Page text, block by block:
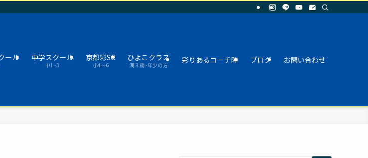
ール 中学スクール
中1~3
京都彩SC
小4～6
ひよこクラス
満３歳~年少の方
彩りあるコーチ陣 ブログ お問い合わせ